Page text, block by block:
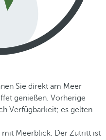
Sie direkt am Meer
genießen. Vorherige
Verfügbarkeit; es gelten
mit Meerblick. Der Zutritt ist